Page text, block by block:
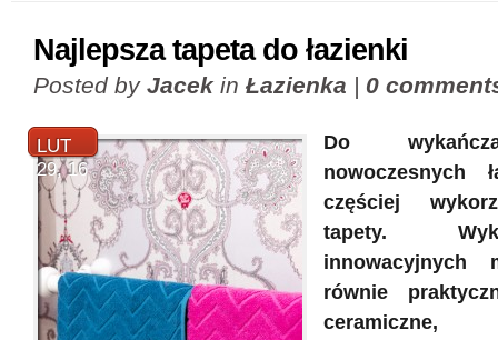
Najlepsza tapeta do łazienki
Posted by Jacekin Łazienka | 0
LUT
29, 16
Do
nowoczesnych
częściej
tapety.
innowacyjnych
równie